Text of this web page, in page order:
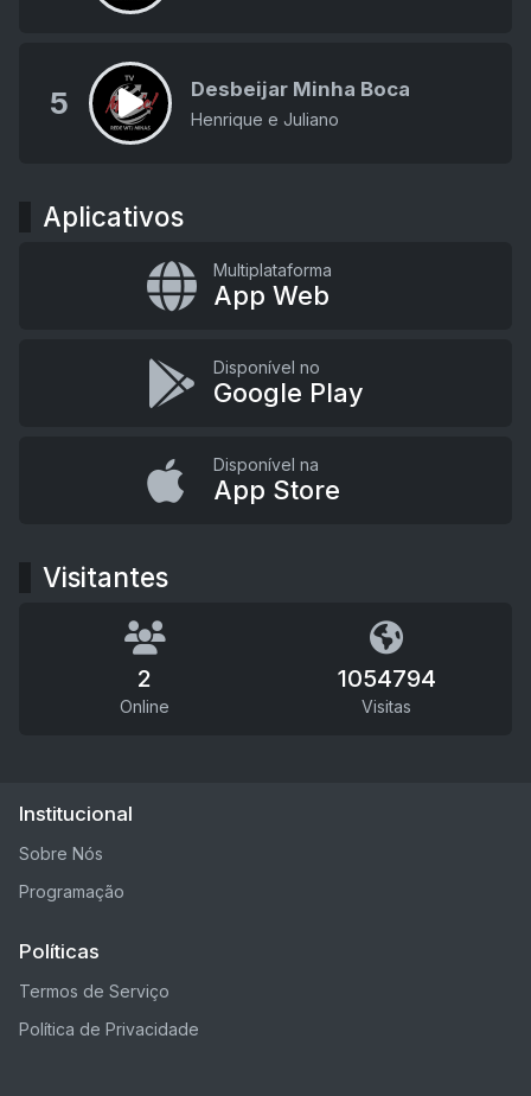
5 Desbeijar Minha Boca
Henrique e Juliano
Aplicativos
Multiplataforma
App Web
Disponível no
Google Play
Disponível na
App Store
Visitantes
2
Online
1054794
Visitas
Institucional
Sobre Nós
Programação
Políticas
Termos de Serviço
Política de Privacidade